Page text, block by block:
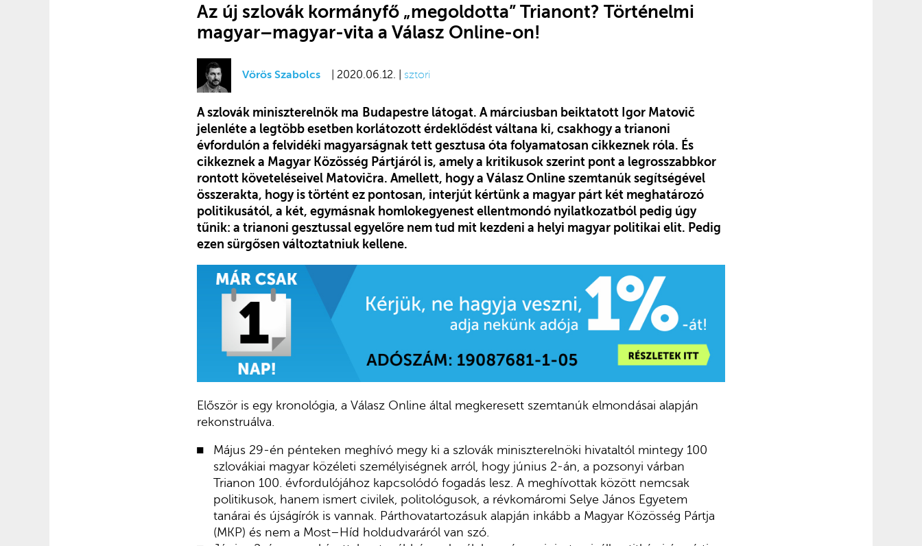
Az új szlovák kormányfő „megoldotta” Trianont? Történelmi
magyar–magyar-vita a Válasz Online-on!
Vörös Szabolcs | 2020.06.12. | sztori
A szlovák miniszterelnök ma Budapestre látogat. A márciusban beiktatott Igor Matovič
jelenléte a legtöbb esetben korlátozott érdeklődést váltana ki, csakhogy a trianoni
évfordulón a felvidéki magyarságnak tett gesztusa óta folyamatosan cikkeznek róla. És
cikkeznek a Magyar Közösség Pártjáról is, amely a kritikusok szerint pont a legrosszabbkor
rontott követeléseivel Matovičra. Amellett, hogy a Válasz Online szemtanúk segítségével
összerakta, hogy is történt ez pontosan, interjút kértünk a magyar párt két meghatározó
politikusától, a két, egymásnak homlokegyenest ellentmondó nyilatkozatból pedig úgy
tűnik: a trianoni gesztussal egyelőre nem tud mit kezdeni a helyi magyar politikai elit. Pedig
ezen sürgősen változtatniuk kellene.
Először is egy kronológia, a Válasz Online által megkeresett szemtanúk elmondásai alapján
rekonstruálva.
Május 29-én pénteken meghívó megy ki a szlovák miniszterelnöki hivataltól mintegy 100
szlovákiai magyar közéleti személyiségnek arról, hogy június 2-án, a pozsonyi várban
Trianon 100. évfordulójához kapcsolódó fogadás lesz. A meghívottak között nemcsak
politikusok, hanem ismert civilek, politológusok, a révkomáromi Selye János Egyetem
tanárai és újságírók is vannak. Párthovatartozásuk alapján inkább a Magyar Közösség Pártja
(MKP) és nem a Most–Híd holdudvaráról van szó.